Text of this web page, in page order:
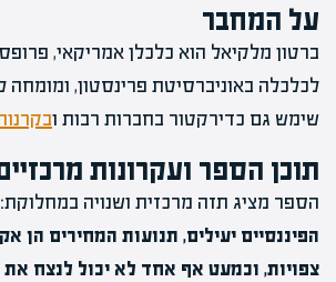
על המחבר
ברטון מלקיאל הוא כלכלן אמריקאי,
לכלכלה באוניברסיטת פרינסטון, ומומחה
שימש גם כדירקטור בחברות רבות ו
תוכן הספר ועקרונות
הספר מציג תזה מרכזית ושנויה במחלוקת:
הפיננסיים יעילים, תנועות המחירים הן
צפויות, וכמעט אף אחד לא יכול לנצח